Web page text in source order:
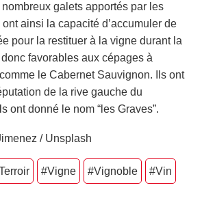
galets apportés par les
ainsi la capacité d’accumuler de
pour la restituer à la vigne durant la
favorables aux cépages à
le Cabernet Sauvignon. Ils ont
de la rive gauche du
ont donné le nom “les Graves”.
/ Unsplash
#Vigne #Vignoble #Vin